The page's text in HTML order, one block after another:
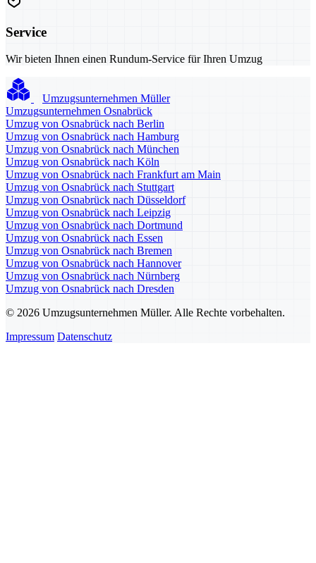
Service
Wir bieten Ihnen einen Rundum-Service für Ihren Umzug
Umzugsunternehmen Müller
Umzugsunternehmen Osnabrück
Umzug von Osnabrück nach Berlin
Umzug von Osnabrück nach Hamburg
Umzug von Osnabrück nach München
Umzug von Osnabrück nach Köln
Umzug von Osnabrück nach Frankfurt am Main
Umzug von Osnabrück nach Stuttgart
Umzug von Osnabrück nach Düsseldorf
Umzug von Osnabrück nach Leipzig
Umzug von Osnabrück nach Dortmund
Umzug von Osnabrück nach Essen
Umzug von Osnabrück nach Bremen
Umzug von Osnabrück nach Hannover
Umzug von Osnabrück nach Nürnberg
Umzug von Osnabrück nach Dresden
© 2026 Umzugsunternehmen Müller. Alle Rechte vorbehalten.
Impressum Datenschutz